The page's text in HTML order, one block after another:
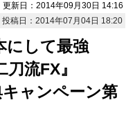
更新日：2014年09月30日 14:16
投稿日：2014年07月04日 18:20
にして最強
流FX』
ャンペーン第